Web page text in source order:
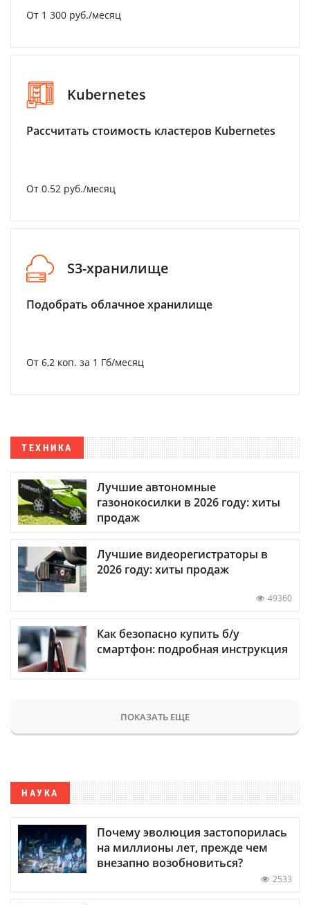
От 1 300 руб./месяц
Kubernetes
Рассчитать стоимость кластеров Kubernetes
От 0.52 руб./месяц
S3-хранилище
Подобрать облачное хранилище
От 6,2 коп. за 1 Гб/месяц
ТЕХНИКА
Лучшие автономные
газонокосилки в 2026 году: хиты
продаж
Лучшие видеорегистраторы в
2026 году: хиты продаж
49360
Как безопасно купить б/у
смартфон: подробная инструкция
ПОКАЗАТЬ ЕЩЕ
НАУКА
Почему эволюция застопорилась
на миллионы лет, прежде чем
внезапно возобновиться?
2533